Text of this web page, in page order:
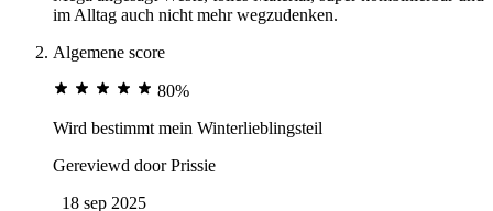
im Alltag auch nicht mehr wegzudenken.
Algemene score
80%
Wird bestimmt mein Winterlieblingsteil
Gereviewd doorPrissie
18 sep 2025